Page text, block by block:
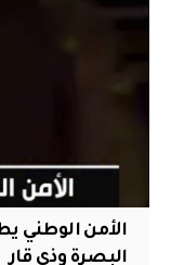
الأمن الوطني
البصرة وذي قار